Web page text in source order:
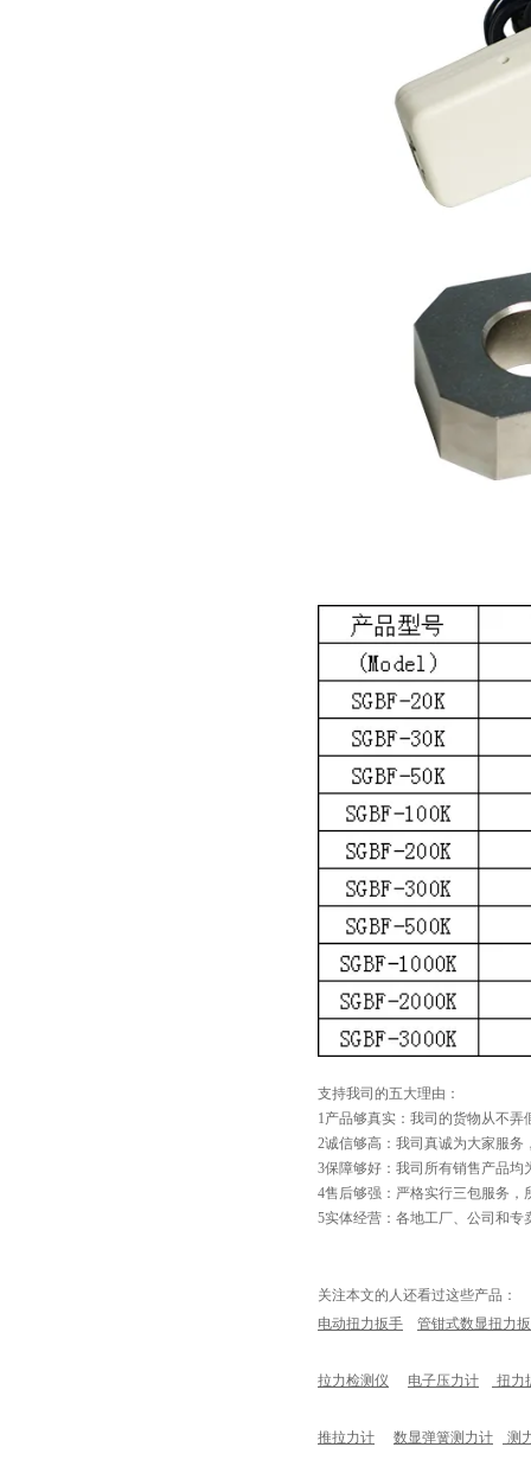
支持我司的五大理由：
1产品够真实：我司的货物从不
2诚信够高：我司真诚为大家服务
3保障够好：我司所有销售产品均
4售后够强：严格实行三包服务
5实体经营：各地工厂、公司和
关注本文的人还看过这些产品：
电动扭力扳手
管钳式数显扭力
拉力检测仪 电子压力计 扭力
推拉力计 数显弹簧测力计 测